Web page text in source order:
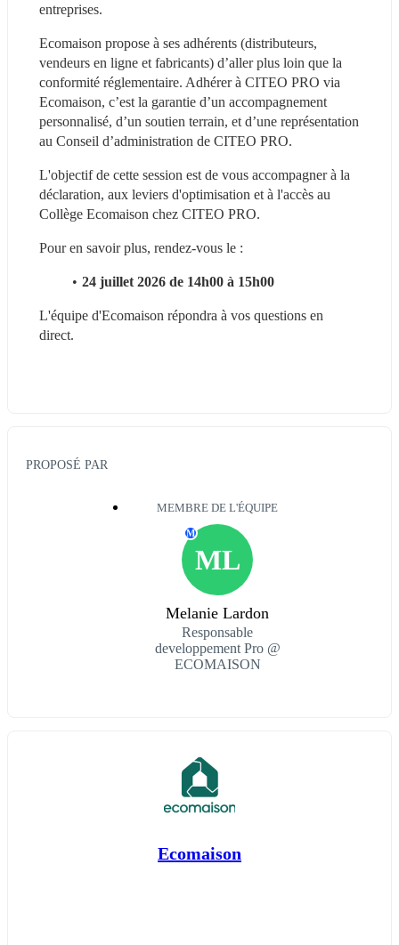
entreprises.
Ecomaison propose à ses adhérents (distributeurs,
vendeurs en ligne et fabricants) d’aller plus loin que la
conformité réglementaire. Adhérer à CITEO PRO via
Ecomaison, c’est la garantie d’un accompagnement
personnalisé, d’un soutien terrain, et d’une représentation
au Conseil d’administration de CITEO PRO.
L'objectif de cette session est de vous accompagner à la
déclaration, aux leviers d'optimisation et à l'accès au
Collège Ecomaison chez CITEO PRO.
Pour en savoir plus, rendez-vous le :
24 juillet 2026 de 14h00 à 15h00
L'équipe d'Ecomaison répondra à vos questions en
direct.
PROPOSÉ PAR
MEMBRE DE L'ÉQUIPE
ML
M
Melanie Lardon
Responsable
developpement Pro @
ECOMAISON
Ecomaison